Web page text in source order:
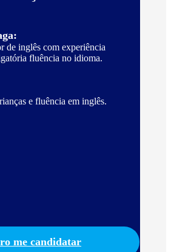
de inglês com experiência
fluência no idioma.
e fluência em inglês.
me candidatar